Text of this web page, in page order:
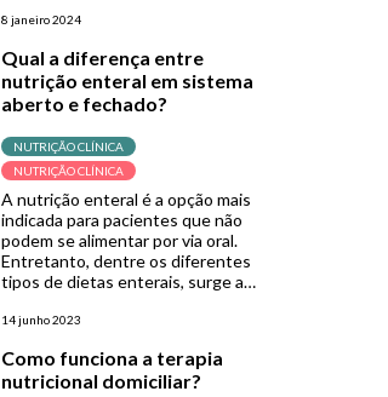
8 janeiro 2024
Qual a diferença entre
nutrição enteral em sistema
aberto e fechado?
NUTRIÇÃO CLÍNICA
NUTRIÇÃO CLÍNICA
A nutrição enteral é a opção mais
indicada para pacientes que não
podem se alimentar por via oral.
Entretanto, dentre os diferentes
tipos de dietas enterais, surge a
nutrição enteral em sistema
Neste artigo, vamos explorar as
diferenças entre essas técnicas,
14 junho 2023
Como funciona a terapia
nutricional domiciliar?